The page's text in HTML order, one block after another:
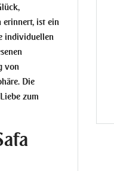
erinnert, ist ein
individuellen
von
Die
zum